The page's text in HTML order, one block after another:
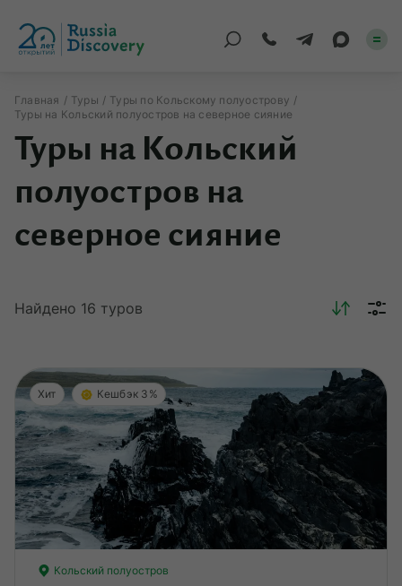
Регионы
Корпоративные
О компании
Журнал
Сертификаты
Подписаться
Главная Туры
Туры по Кольскому полуострову
Туры на Кольский полуостров на северное сияние
Туры на Кольский
полуостров на
северное сияние
Найдено 16 туров
Хит Кешбэк 3%
Кольский полуостров